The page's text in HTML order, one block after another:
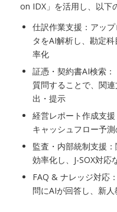
on IDX」を活用し、以下
仕訳作業支援：アッ
タをAI解析し、勘定
率化
証憑・契約書AI検索
質問することで、関
出・提示
経営レポート作成支
キャッシュフロー予測
監査・内部統制支援
効率化し、J-SOX対応
FAQ & ナレッジ対応
問にAIが回答し、新人